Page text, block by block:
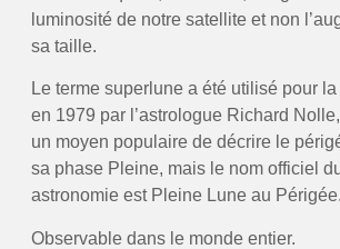
luminosité de notre satellite et non
sa taille.
Le terme superlune a été utilisé pour
en 1979 par l’astrologue Richard
un moyen populaire de décrire le
sa phase Pleine, mais le nom officiel
astronomie est Pleine Lune au Périgée.
Observable dans le monde entier.